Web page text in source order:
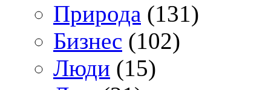
Природа (131)
Бизнес (102)
Люди (15)